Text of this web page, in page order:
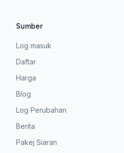
Sumber
Log masuk
Daftar
Harga
Blog
Log Perubahan
Berita
Pakej Siaran